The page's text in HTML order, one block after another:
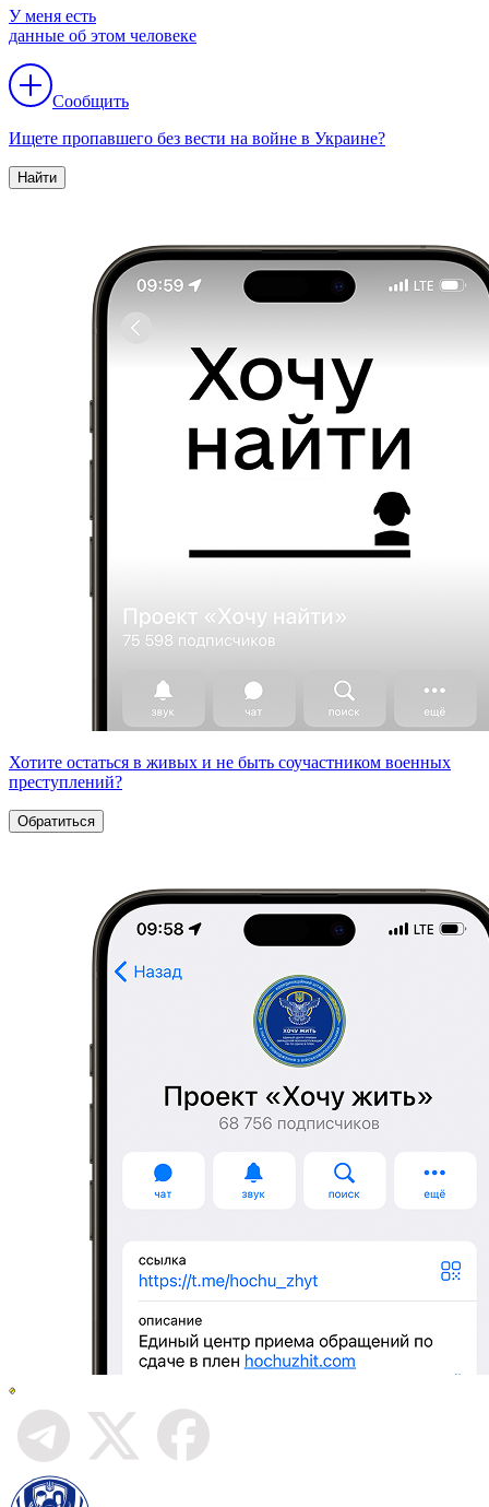
У меня есть
данные об этом человеке
Сообщить
Ищете пропавшего без вести на войне в Украине?
Найти
Хотите остаться в живых и не быть соучастником военных
преступлений?
Обратиться